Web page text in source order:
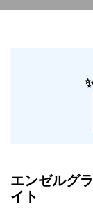
エンゼルグ
イト